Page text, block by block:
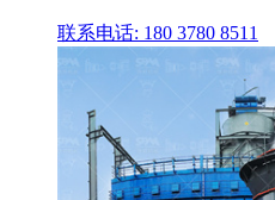
联系电话: 180 3780 8511